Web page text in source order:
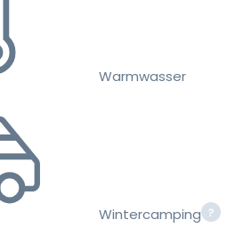
Warmwasser
Wintercamping